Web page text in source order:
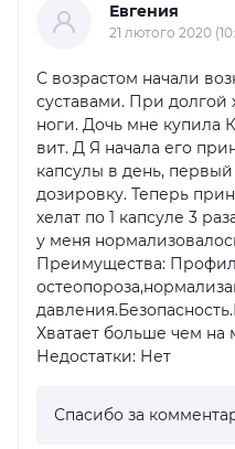
Евгения
21 лютого 2020
С возрастом начали
суставами. При долгой
ноги. Дочь мне купила
вит. Д Я начала его
капсулы в день,
дозировку. Теперь
хелат по 1 капсуле 3
у меня
Преимущества:
Хватает больше чем на
Недостатки: Нет
Спасибо за